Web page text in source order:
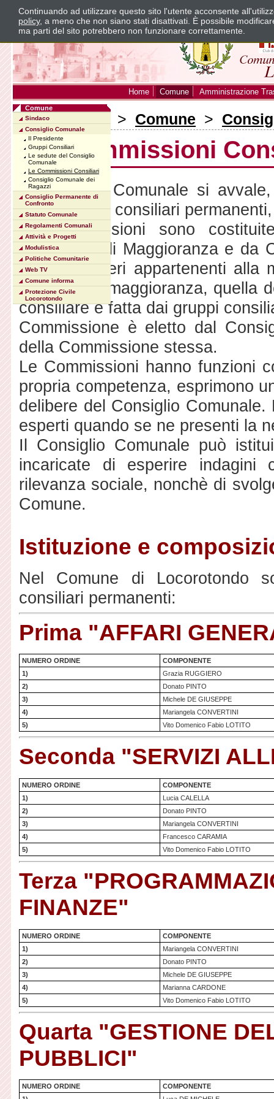
Home Comune Amministrazione
Sei in:Home> Comune >
Le Commissioni
Il Consiglio Comunale si
commissioni consiliari
Le Commissioni sono
Consiglieri di Maggioranza e da
dei Consiglieri appartenenti alla
consiliari di maggioranza, quella
consiliare è fatta dai gruppi
Commissione è eletto dal
della Commissione stessa.
Le Commissioni hanno funzioni
propria competenza, esprimono
delibere del Consiglio
esperti quando se ne presenti la
Il Consiglio Comunale può
incaricate di esperire indagini
rilevanza sociale, nonchè di
Comune.
Istituzione e
Nel Comune di Locorotondo
consiliari permanenti:
Prima "AFFARI
NUMERO ORDINE
COMPONENTE
1)
Grazia RUGGIERO
2)
Donato PINTO
3)
Michele DE GIUSEPPE
4)
Mariangela CONVERTINI
5)
Vito Domenico Fabio LOTITO
Seconda "SERVIZI
NUMERO ORDINE
COMPONENTE
1)
Lucia CALELLA
2)
Donato PINTO
3)
Mariangela CONVERTINI
4)
Francesco CARAMIA
5)
Vito Domenico Fabio LOTITO
Terza
FINANZE"
NUMERO ORDINE
COMPONENTE
1)
Mariangela CONVERTINI
2)
Donato PINTO
3)
Michele DE GIUSEPPE
4)
Marianna CARDONE
5)
Vito Domenico Fabio LOTITO
Quarta "GESTIONE
PUBBLICI"
NUMERO ORDINE
COMPONENTE
Comune
Sindaco
Consiglio Comunale
Il Presidente
Gruppi Consiliari
Le sedute del Consiglio
Comunale
Le Commissioni Consiliari
Consiglio Comunale dei
Ragazzi
Consiglio Permanente di
Confronto
Statuto Comunale
Regolamenti Comunali
Attività e Progetti
Modulistica
Politiche Comunitarie
Web TV
Comune informa
Protezione Civile
Locorotondo
Continuando ad utilizzare questo sito l'utente acconsente
policy, a meno che non siano stati disattivati. È possibile
ma parti del sito potrebbero non funzionare correttamente.